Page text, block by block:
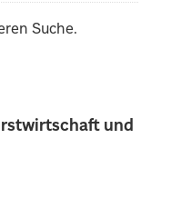
und
Suche.